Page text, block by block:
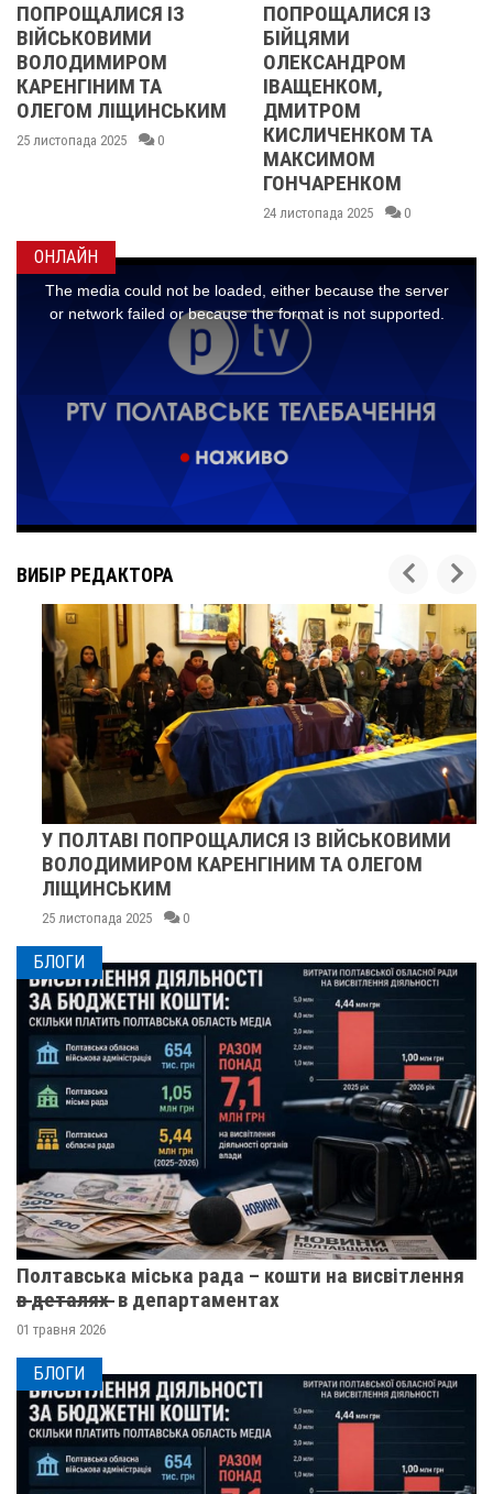
ІЗ
ТА
0
ПОПРОЩАЛИСЯ ІЗ
БІЙЦЯМИ
ОЛЕКСАНДРОМ
ІВАЩЕНКОМ,
ДМИТРОМ
КИСЛИЧЕНКОМ ТА
ГОНЧАРЕНКОМ
0
2013
21 листопада 2025
ОНЛАЙН
ВИБІР РЕДАКТОРА
У ПОЛТАВІ ПОПРОЩАЛИСЯ ІЗ ВІЙСЬКОВИМИ
ВОЛОДИМИРОМ КАРЕНГІНИМ ТА ОЛЕГОМ
ЛІЩИНСЬКИМ
25 листопада 2025
БЛОГИ
Полтавська міська рада – кошти на висвітлення
в̶ ̶д̶е̶т̶а̶л̶я̶х̶ ̶ в департаментах
01 травня 2026
БЛОГИ